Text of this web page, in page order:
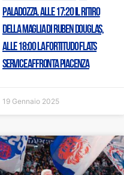
PalaDozza. Alle 17:20 il ritiro
della maglia di Ruben Douglas,
alle 18:00 la Fortitudo Flats
Service affronta Piacenza
19 Gennaio 2025